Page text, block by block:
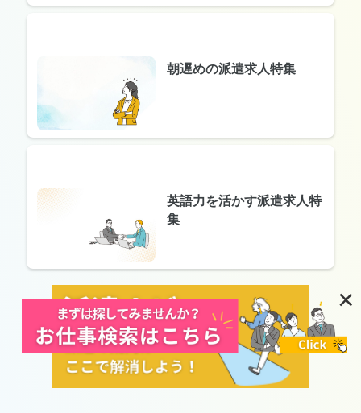
朝遅めの派遣求人特集
英語力を活かす派遣求人特
集
×